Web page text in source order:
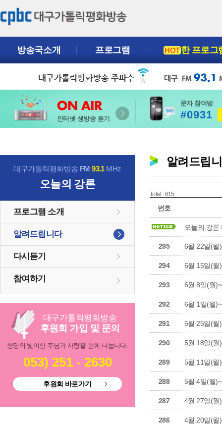
방송국소개 프로그램 HOT한 프로그
인터넷 생방송 듣기
문자 참여방
#0931
대구가톨릭평화방송 FM93.1MHz
오늘의 강론
프로그램 소개
알려드립니다
다시듣기
참여하기
대구가톨릭평화방송
후원회 가입 및 문의
생명의 빛이신 주님과 사랑을 함께 나눕니다.
053) 251 - 2630
후원회 바로가기
알려드립
Total : 615
번호
오늘의 강
295 6월 22일(월
294 6월 15일(월
293 6월 8일(월
292 6월 1일(월
291 5월 25일(월
290 5월 18일(월
289 5월 11일(월
288 5월 4일(월
287 4월 27일(월
286 4월 20일(월